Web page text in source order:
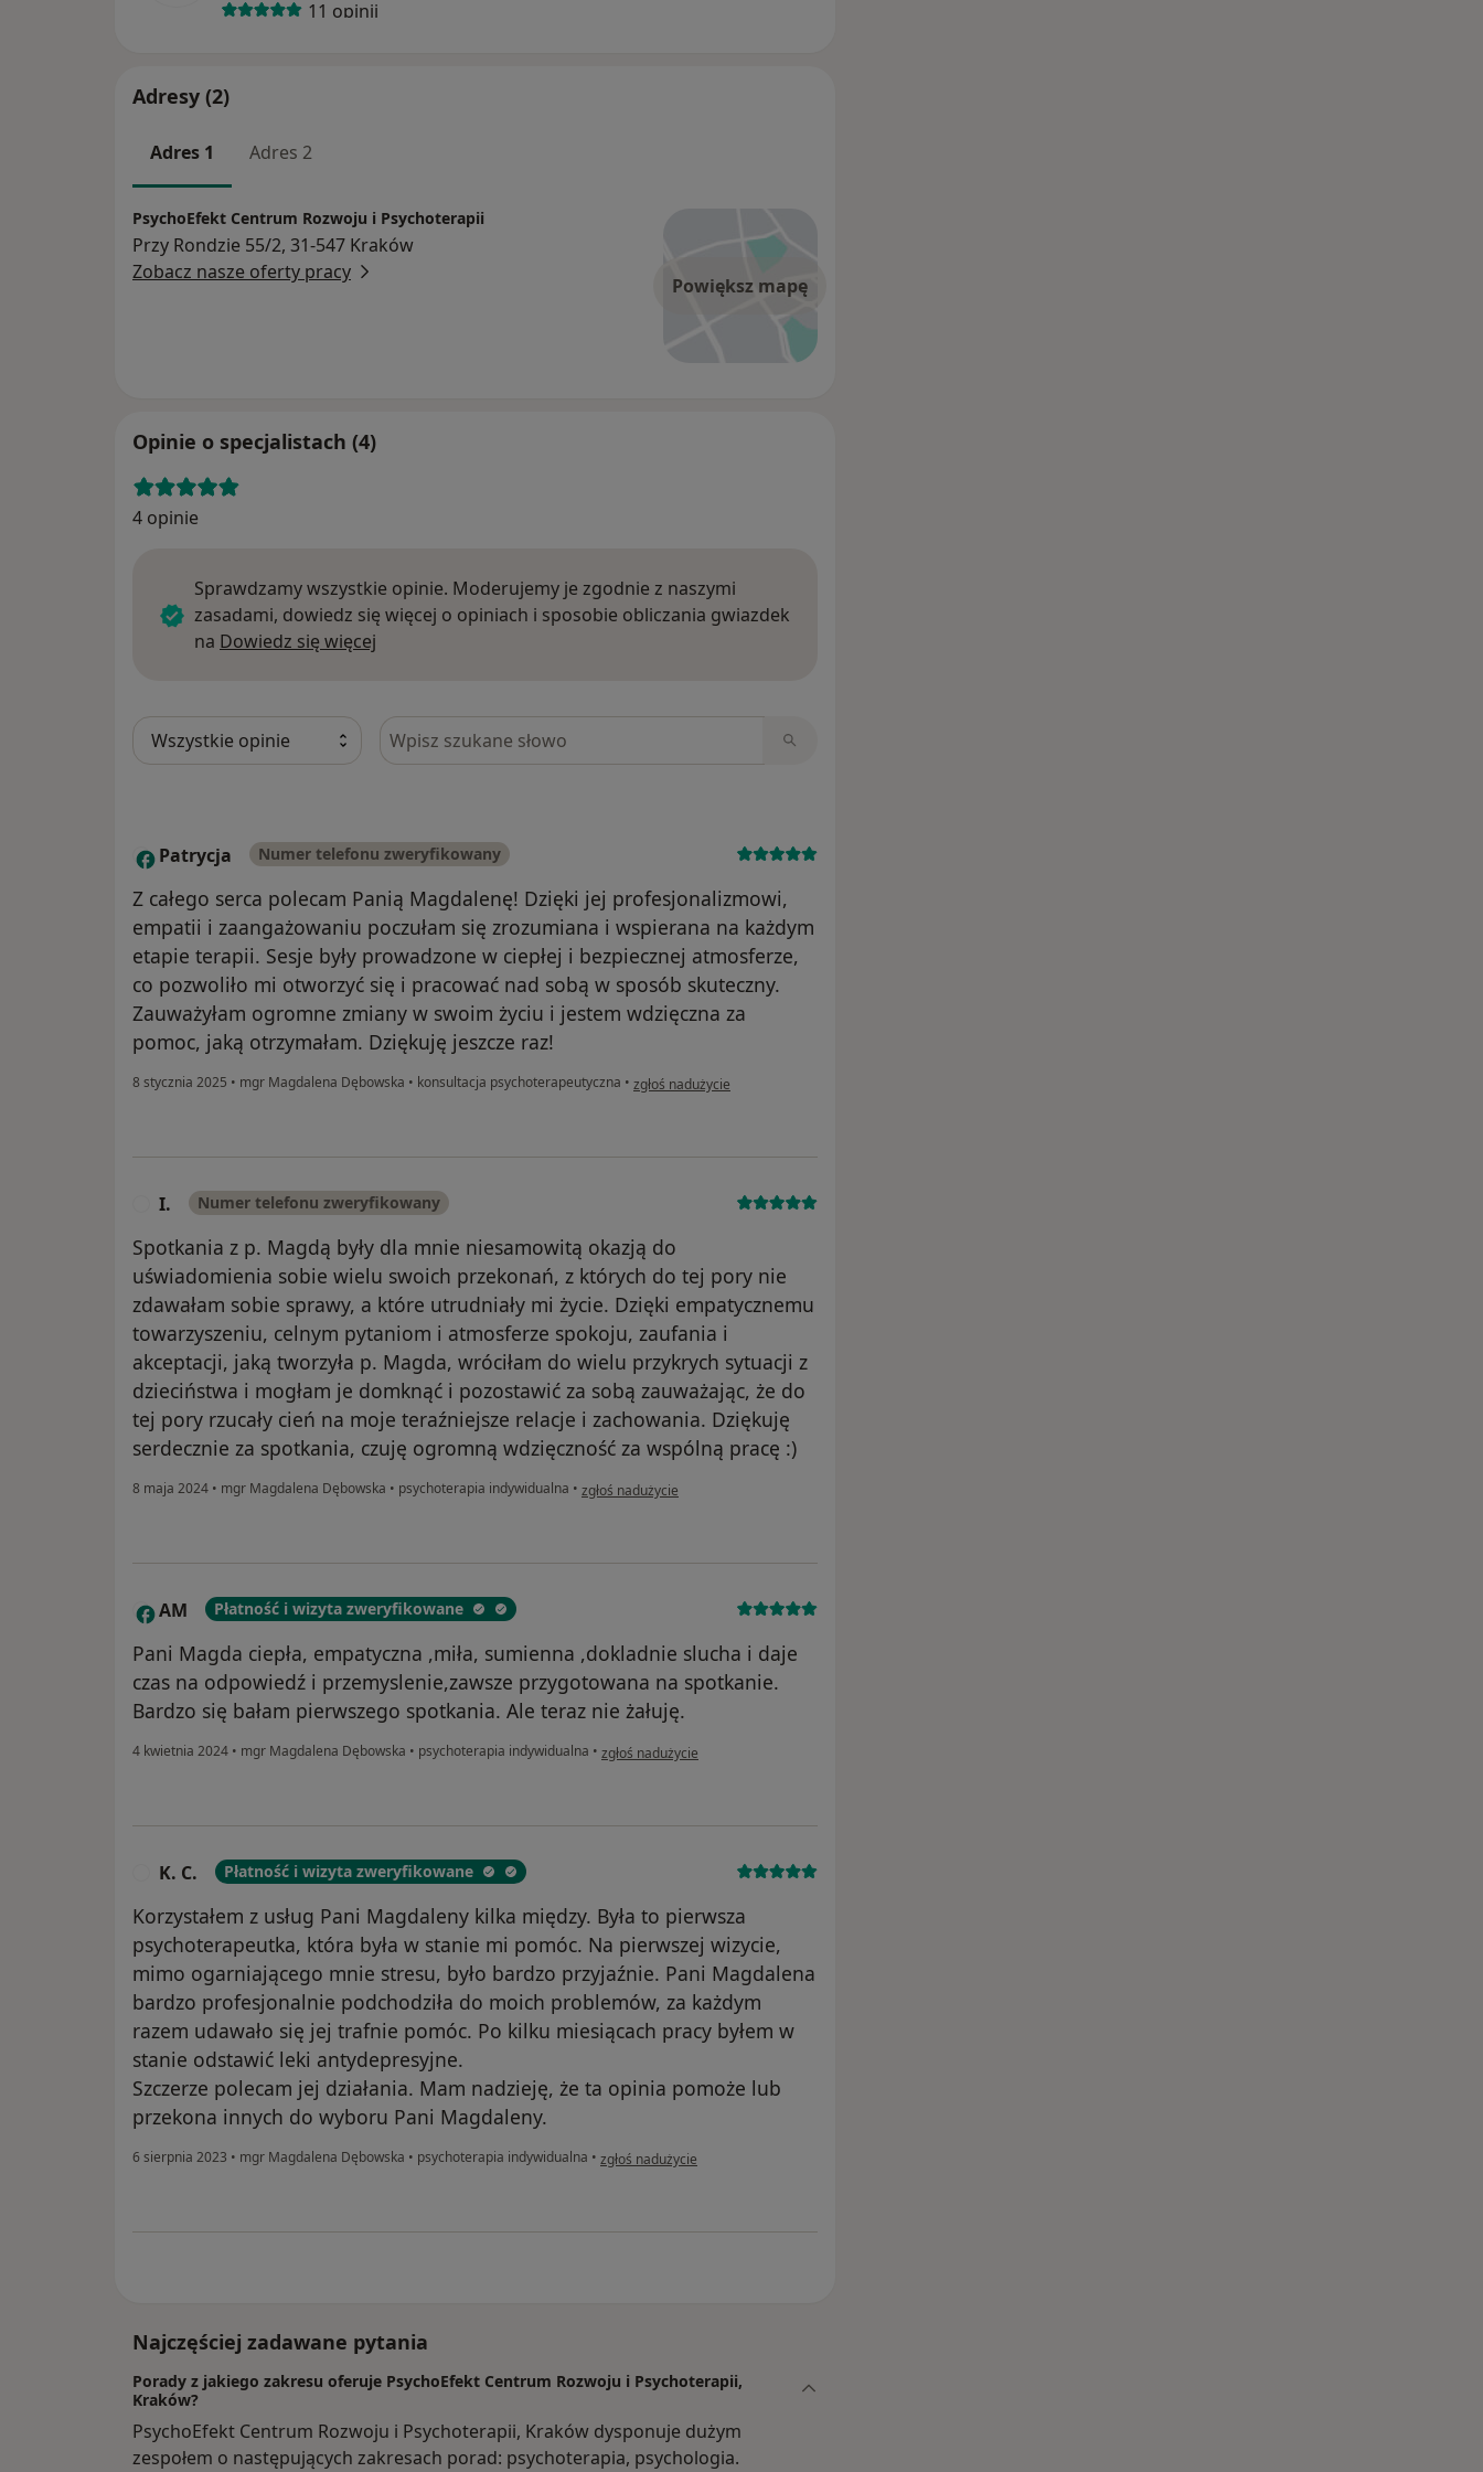
11 opinii
Adresy (2)
Adres 1 Adres 2
Powiększ mapę
PsychoEfekt Centrum Rozwoju i Psychoterapii
Przy Rondzie 55/2, 31-547 Kraków
Zobacz nasze oferty pracy
Opinie o specjalistach (4)
4 opinie
Sprawdzamy wszystkie opinie. Moderujemy je zgodnie z naszymi
zasadami, dowiedz się więcej o opiniach i sposobie obliczania gwiazdek
na Dowiedz się więcej
Szukaj w opiniach
P Patrycja Numer telefonu zweryfikowany
Z całego serca polecam Panią Magdalenę! Dzięki jej profesjonalizmowi,
empatii i zaangażowaniu poczułam się zrozumiana i wspierana na każdym
etapie terapii. Sesje były prowadzone w ciepłej i bezpiecznej atmosferze,
co pozwoliło mi otworzyć się i pracować nad sobą w sposób skuteczny.
Zauważyłam ogromne zmiany w swoim życiu i jestem wdzięczna za
pomoc, jaką otrzymałam. Dziękuję jeszcze raz!
8 stycznia 2025 • mgr Magdalena Dębowska • konsultacja psychoterapeutyczna • w opinii użytkownika Patrycja
zgłoś nadużycie
I. Numer telefonu zweryfikowany
Spotkania z p. Magdą były dla mnie niesamowitą okazją do
uświadomienia sobie wielu swoich przekonań, z których do tej pory nie
zdawałam sobie sprawy, a które utrudniały mi życie. Dzięki empatycznemu
towarzyszeniu, celnym pytaniom i atmosferze spokoju, zaufania i
akceptacji, jaką tworzyła p. Magda, wróciłam do wielu przykrych sytuacji z
dzieciństwa i mogłam je domknąć i pozostawić za sobą zauważając, że do
tej pory rzucały cień na moje teraźniejsze relacje i zachowania. Dziękuję
serdecznie za spotkania, czuję ogromną wdzięczność za wspólną pracę :)
8 maja 2024 • mgr Magdalena Dębowska • psychoterapia indywidualna • w opinii użytkownika I.
zgłoś nadużycie
A AM Płatność i wizyta zweryfikowane
Pani Magda ciepła, empatyczna ,miła, sumienna ,dokladnie slucha i daje
czas na odpowiedź i przemyslenie,zawsze przygotowana na spotkanie.
Bardzo się bałam pierwszego spotkania. Ale teraz nie żałuję.
4 kwietnia 2024 • mgr Magdalena Dębowska • psychoterapia indywidualna • w opinii użytkownika AM
zgłoś nadużycie
K. C. Płatność i wizyta zweryfikowane
Korzystałem z usług Pani Magdaleny kilka między. Była to pierwsza
psychoterapeutka, która była w stanie mi pomóc. Na pierwszej wizycie,
mimo ogarniającego mnie stresu, było bardzo przyjaźnie. Pani Magdalena
bardzo profesjonalnie podchodziła do moich problemów, za każdym
razem udawało się jej trafnie pomóc. Po kilku miesiącach pracy byłem w
stanie odstawić leki antydepresyjne.
Szczerze polecam jej działania. Mam nadzieję, że ta opinia pomoże lub
przekona innych do wyboru Pani Magdaleny.
6 sierpnia 2023 • mgr Magdalena Dębowska • psychoterapia indywidualna • w opinii użytkownika K. C.
zgłoś nadużycie
Najczęściej zadawane pytania
Porady z jakiego zakresu oferuje PsychoEfekt Centrum Rozwoju i Psychoterapii,
Kraków?
PsychoEfekt Centrum Rozwoju i Psychoterapii, Kraków dysponuje dużym
zespołem o następujących zakresach porad: psychoterapia, psychologia.